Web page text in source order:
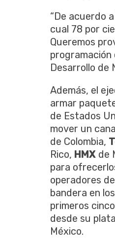
“De acuerdo
cual 78 por
Queremos
programación
Desarrollo de
Además, el
armar
de Estados
mover un
de Colombia,
Rico, HMX de
para
operadores
bandera en
primeros
desde su
México.